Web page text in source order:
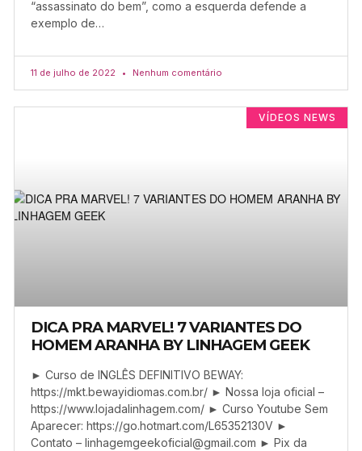
“assassinato do bem”, como a esquerda defende a
exemplo de…
11 de julho de 2022 Nenhum comentário
VÍDEOS NEWS
DICA PRA MARVEL! 7 VARIANTES DO
HOMEM ARANHA BY LINHAGEM GEEK
► Curso de INGLÊS DEFINITIVO BEWAY:
https://mkt.bewayidiomas.com.br/ ► Nossa loja oficial –
https://www.lojadalinhagem.com/ ► Curso Youtube Sem
Aparecer: https://go.hotmart.com/L65352130V ►
Contato – linhagemgeekoficial@gmail.com ► Pix da